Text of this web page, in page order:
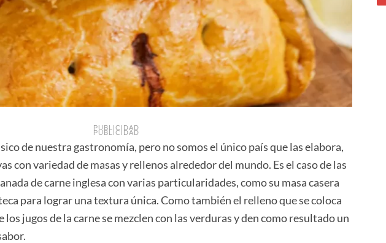
PUBLICIDAD
PUBLICIDAD
de nuestra gastronomía, pero no somos el único país que las elabora,
con variedad de masas y rellenos alrededor del mundo. Es el caso de las
de carne inglesa con varias particularidades, como su masa casera
para lograr una textura única. Como también el relleno que se coloca
jugos de la carne se mezclen con las verduras y den como resultado un